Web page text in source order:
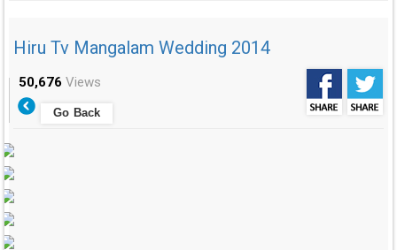
Hiru Tv Mangalam Wedding 2014
50,676 Views
Go Back